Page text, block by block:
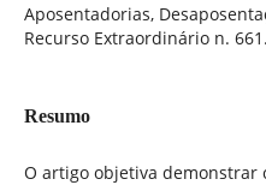
Aposentadorias,
Recurso Extraordinário n.
Resumo
O artigo objetiva demonstrar